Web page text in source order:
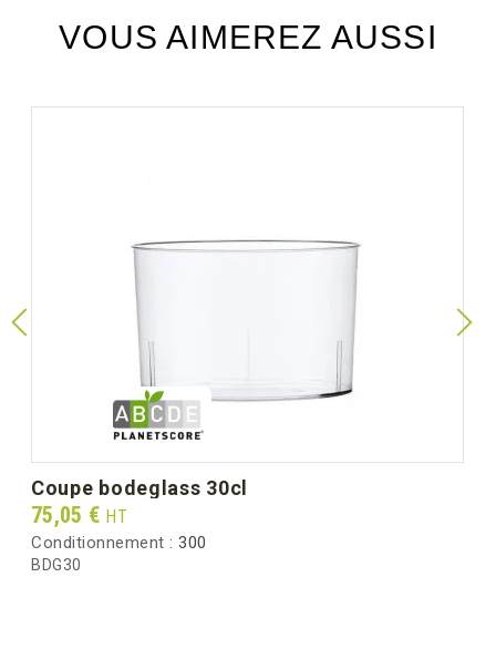
VOUS AIMEREZ AUSSI
coupe bodeglass 30cl
Prix
75,05 € HT
Conditionnement : 300
BDG30